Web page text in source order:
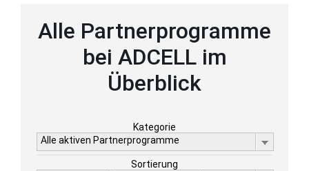
Alle Partnerprogramme
bei ADCELL im
Überblick
Kategorie
Alle aktiven Partnerprogramme
Sortierung